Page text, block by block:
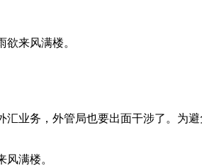
来风满楼。
务，外管局也要出面干涉了。为
满楼。